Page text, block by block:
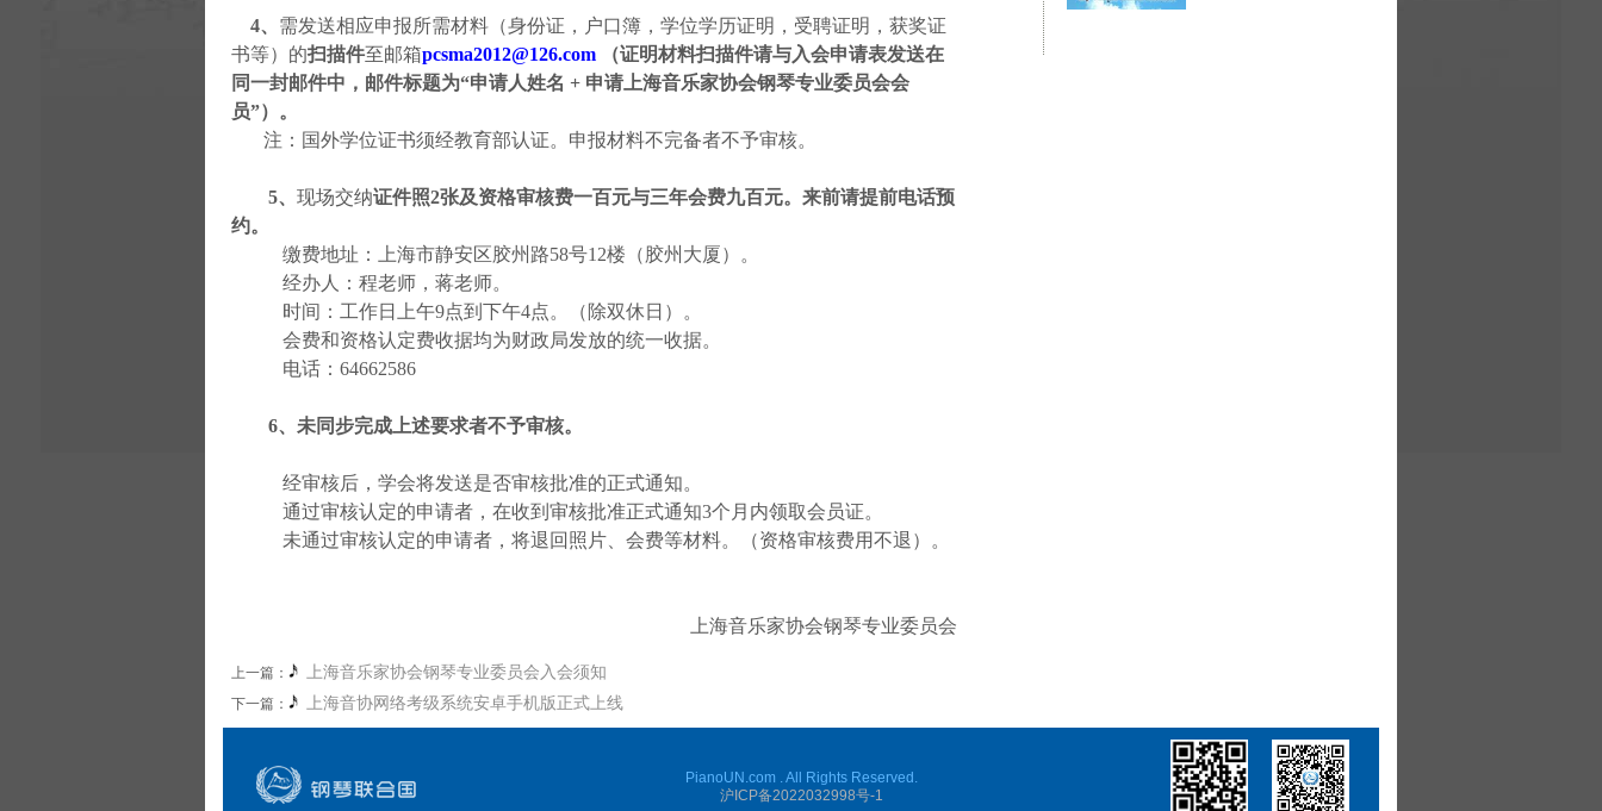
4、 需发送相应申报所需材料（身份证，户口簿，学位学历证明，受聘证明，获奖证
书等）的扫描件至邮箱pcsma2012@126.com
（证明材料扫描件请与入会申请表发送在
同一封邮件中，邮件标题为“申请人姓名 + 申请上海音乐家协会钢琴专业委员会会
员”）。
注：国外学位证书须经教育部认证。申报材料不完备者不予审核。
5、 现场交纳证件照2张及资格审核费一百元与三年会费九百元。来前请提前电话预
约。
缴费地址：上海市静安区胶州路58号12楼（胶州大厦）。
经办人：程老师，蒋老师。
时间：工作日
上午9点到下午4点。（除双休日）。
会费和资格认定费收据均为财政局发放的统一收据。
电话：64662586
6、未同步完成上述要求者不予审核。
经审核后，学会将发送是否审核批准的正式通知。
通过审核认定的申请者，在收到审核批准正式通知3个月内领取会员证。
未通过审核认定的申请者，将退回照片、会费等材料。（资格审核费用不退）。
上海音乐家协会钢琴专业委员会
上一篇： 上海音乐家协会钢琴专业委员会入会须知
下一篇： 上海音协网络考级系统安卓手机版正式上线
PianoUN.com . All Rights Reserved.
沪ICP备2022032998号-1